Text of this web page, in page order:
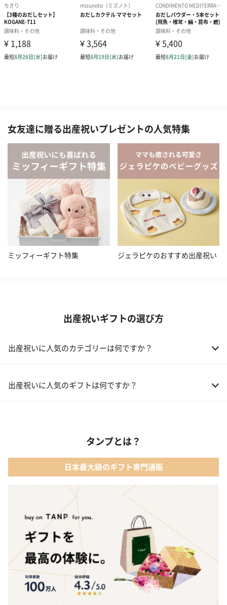
女友達に贈る出産祝いプレゼントの人気特集
ミッフィーギフト特集 ジェラピケのおすすめ出産祝い
出産祝いギフトの選び方
出産祝いに人気のカテゴリーは何ですか？
02 ベビー寝具・家具
04 ベビー・キッズファッション
出産祝いに人気のギフトは何ですか？
02 【名入れギフト】音いっぱい積み木｜エド・インター
03 ママズケア セレクトボックス｜モディッシュ
04 フレイバーおむつケーキ｜AIRIM baby（アイリムベビー）
05 Chouette フード付きバスタオル&ハンカチセット｜コンテッ
タンプとは？
日本最大級のギフト専門通販